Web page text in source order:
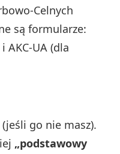
są formularze:
(dla
(jeśli go nie masz).
„podstawowy